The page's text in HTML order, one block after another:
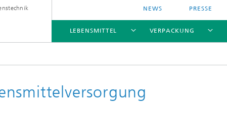
NEWS PRESSE
LEBENSMITTEL VERPACKUNG